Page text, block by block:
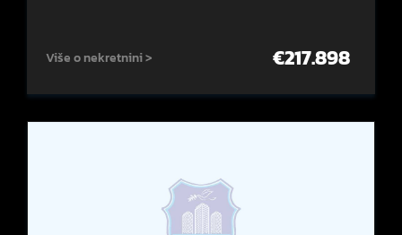
Više o nekretnini > €217.898